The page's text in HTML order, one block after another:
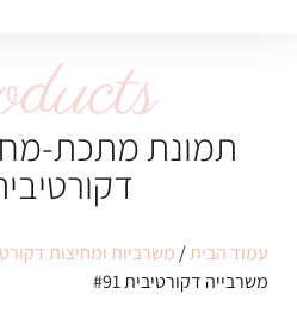
תמונת מתכת-
דקורטיבית
עמוד הבית/משרביות ומחיצות
משרבייה דקורטיבית #91